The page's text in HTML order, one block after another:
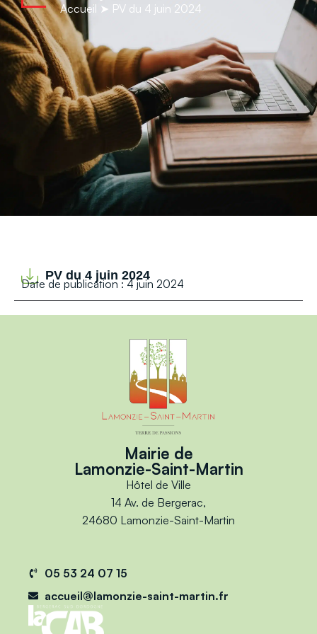
principal
Accueil ➤ PV du 4 juin 2024
PV du 4 juin 2024
Date de publication : 4 juin 2024
Mairie de
Lamonzie-Saint-Martin
Hôtel de Ville
14 Av. de Bergerac,
24680 Lamonzie-Saint-Martin
05 53 24 07 15
accueil@lamonzie-saint-martin.fr